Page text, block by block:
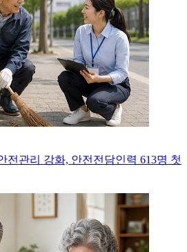
전관리 강화, 안전전담인력 613명 첫